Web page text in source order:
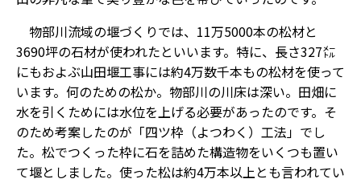
物部川流域の堰づくりでは、11万5000本の松材と
3690坪の石材が使われたといいます。特に、長さ327㍍
にもおよぶ山田堰工事には約4万数千本もの松材を使って
います。何のための松か。物部川の川床は深い。田畑に
水を引くためには水位を上げる必要があったのです。そ
のため考案したのが「四ツ枠（よつわく）工法」でし
た。松でつくった枠に石を詰めた構造物をいくつも置い
て堰としました。使った松は約4万本以上とも言われてい